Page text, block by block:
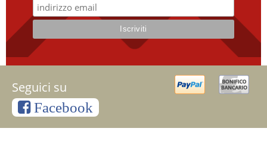
Seguici su
Facebook